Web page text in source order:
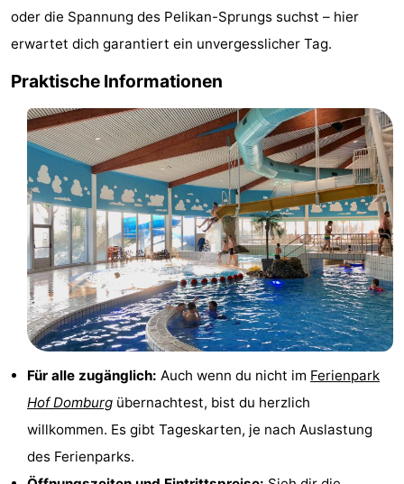
Praktisch
Route
Parken
Reisebuchshop
Medizin
Adressen
Region
Zeeland
Schouwen-
Duiveland
Renesse
Brouwershaven
oder die Spannung des Pelikan-Sprungs suchst – hier
erwartet dich garantiert ein unvergesslicher Tag.
Praktische Informationen
Für alle zugänglich: Auch wenn du nicht im Ferienpark
Hof Domburg übernachtest, bist du herzlich
willkommen. Es gibt Tageskarten, je nach Auslastung
des Ferienparks.